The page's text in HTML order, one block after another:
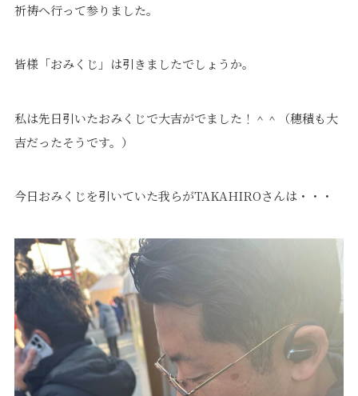
祈祷へ行って参りました。
皆様「おみくじ」は引きましたでしょうか。
私は先日引いたおみくじで大吉がでました！＾＾（穂積も大
吉だったそうです。）
今日おみくじを引いていた我らがTAKAHIROさんは・・・